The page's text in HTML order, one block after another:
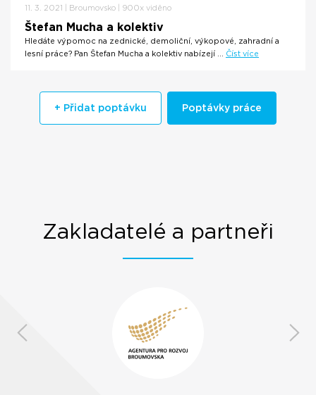
11. 3. 2021 | Broumovsko | 900x viděno
Štefan Mucha a kolektiv
Hledáte výpomoc na zednické, demoliční, výkopové, zahradní a
lesní práce? Pan Štefan Mucha a kolektiv nabízejí ... Číst více
+ Přidat poptávku Poptávky práce
Zakladatelé a partneři